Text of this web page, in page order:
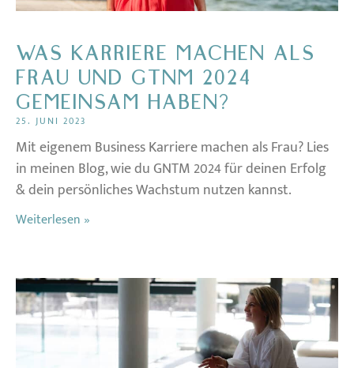
WAS KARRIERE MACHEN ALS
FRAU UND GTNM 2024
GEMEINSAM HABEN?
25. JUNI 2023
Mit eigenem Business Karriere machen als Frau? Lies
in meinen Blog, wie du GNTM 2024 für deinen Erfolg
& dein persönliches Wachstum nutzen kannst.
Weiterlesen »